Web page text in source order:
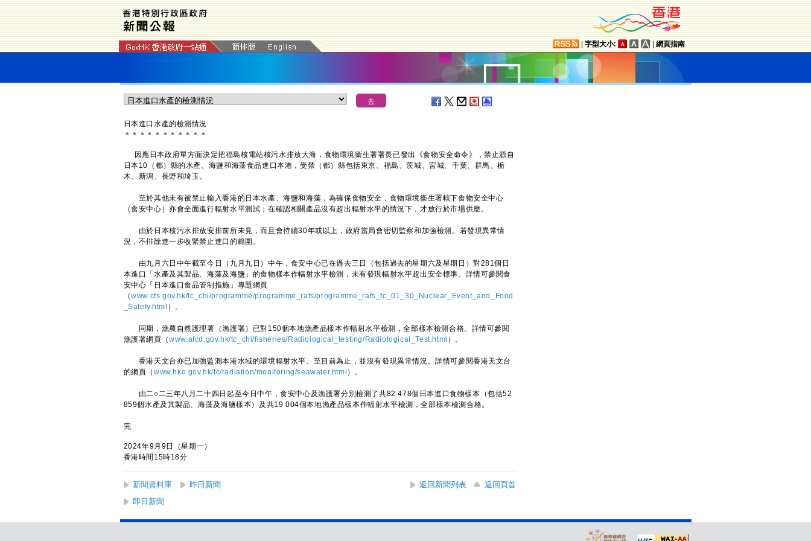
字型大小: 網頁指南
日本進口水產的檢測情況
＊ ＊ ＊ ＊ ＊ ＊ ＊ ＊ ＊ ＊ ＊
因應日本政府單方面決定把福島核電站核污水排放大海，食物環境衞生署署長已發出《食物安全命令》，禁止源自
日本10（都）縣的水產、海鹽和海藻食品進口本港，受禁（都）縣包括東京、福島、茨城、宮城、千葉、群馬、栃
木、新潟、長野和埼玉。
至於其他未有被禁止輸入香港的日本水產、海鹽和海藻，為確保食物安全，食物環境衞生署轄下食物安全中心
（食安中心）亦會全面進行輻射水平測試；在確認相關產品沒有超出輻射水平的情況下，才放行於市場供應。
由於日本核污水排放安排前所未見，而且會持續30年或以上，政府當局會密切監察和加強檢測。若發現異常情
況，不排除進一步收緊禁止進口的範圍。
由九月六日中午截至今日（九月九日）中午，食安中心已在過去三日（包括過去的星期六及星期日）對281個日
本進口「水產及其製品、海藻及海鹽」的食物樣本作輻射水平檢測，未有發現輻射水平超出安全標準。詳情可參閱食
安中心「日本進口食品管制措施」專題網頁
（www.cfs.gov.hk/tc_chi/programme/programme_rafs/programme_rafs_fc_01_30_Nuclear_Event_and_Food
_Safety.html ）。
同期，漁農自然護理署（漁護署）已對150個本地漁產品樣本作輻射水平檢測，全部樣本檢測合格。詳情可參閱
漁護署網頁（www.afcd.gov.hk/tc_chi/fisheries/Radiological_testing/Radiological_Test.html ）。
香港天文台亦已加強監測本港水域的環境輻射水平。至目前為止，並沒有發現異常情況。詳情可參閱香港天文台
的網頁（ www.hko.gov.hk/tc/radiation/monitoring/seawater.html ）。
由二○二三年八月二十四日起至今日中午，食安中心及漁護署分別檢測了共82 478個日本進口食物樣本（包括52
859個水產及其製品、海藻及海鹽樣本）及共19 004個本地漁產品樣本作輻射水平檢測，全部樣本檢測合格。
完
2024年9月9日（星期一）
香港時間15時18分
新聞資料庫 昨日新聞 返回新聞列表
返回頁首
即日新聞